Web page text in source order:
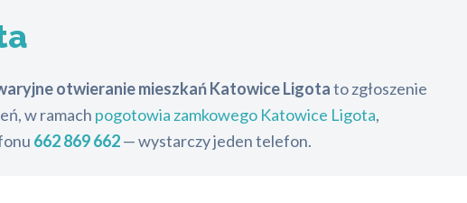
otwieranie mieszkań Katowice Ligotato zgłoszenie
w ramach pogotowia zamkowego Katowice Ligota,
662 869 662— wystarczy jeden telefon.